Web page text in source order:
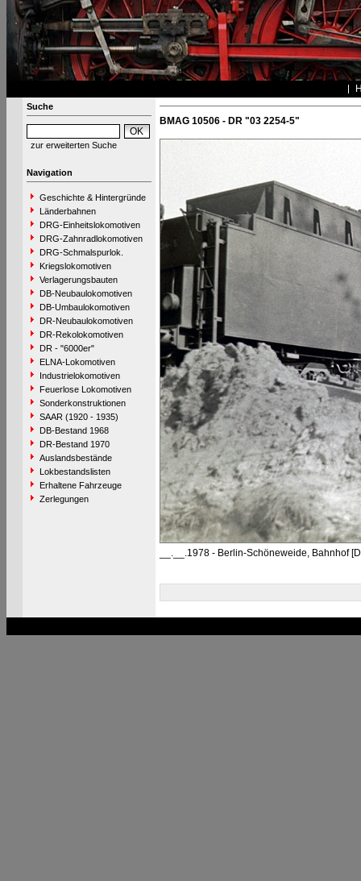
Suche
zur erweiterten Suche
Navigation
Geschichte & Hintergründe
Länderbahnen
DRG-Einheitslokomotiven
DRG-Zahnradlokomotiven
DRG-Schmalspurlok.
Kriegslokomotiven
Verlagerungsbauten
DB-Neubaulokomotiven
DB-Umbaulokomotiven
DR-Neubaulokomotiven
DR-Rekolokomotiven
DR - "6000er"
ELNA-Lokomotiven
Industrielokomotiven
Feuerlose Lokomotiven
Sonderkonstruktionen
SAAR (1920 - 1935)
DB-Bestand 1968
DR-Bestand 1970
Auslandsbestände
Lokbestandslisten
Erhaltene Fahrzeuge
Zerlegungen
BMAG 10506 - DR "03 2254-5"
__.__.1978 - Berlin-Schöneweide, Bahnhof